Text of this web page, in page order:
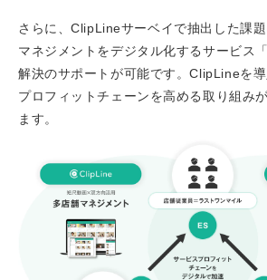
さらに、ClipLineサーベイで抽出した課
マネジメントをデジタル化するサービス
解決のサポートが可能です。ClipLineを
プロフィットチェーンを高める取り組み
ます。